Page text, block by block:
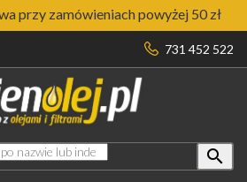
przy zamówieniach powyżej 50 zł
731 452 522
